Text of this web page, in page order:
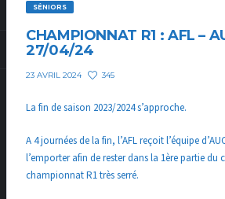
SÉNIORS
CHAMPIONNAT R1 : AFL –
27/04/24
23 AVRIL 2024 345
La fin de saison 2023/2024 s’approche.
A 4 journées de la fin, l’AFL reçoit l’équipe
l’emporter afin de rester dans la 1ère partie du
championnat R1 très serré.